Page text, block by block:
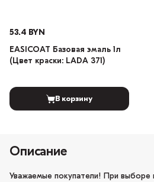
53.4 BYN
EASICOAT Базовая эмаль 1л
(Цвет краски: LADA 371)
В корзину
Описание
Уважаемые покупатели! При выборе